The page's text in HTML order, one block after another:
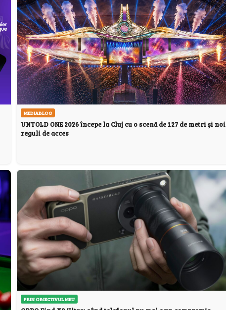
MEDIABLOG
UNTOLD ONE 2026 începe la Cluj cu o scenă de 127 de metri și noi
reguli de acces
PRIN OBIECTIVUL MEU